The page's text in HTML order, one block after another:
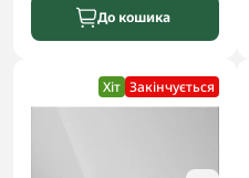
До кошика
Хіт Закінчується